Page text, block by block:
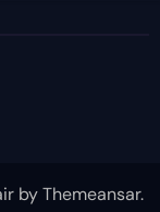
byThemeansar.